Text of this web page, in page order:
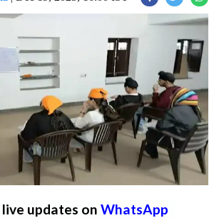
updates on WhatsApp